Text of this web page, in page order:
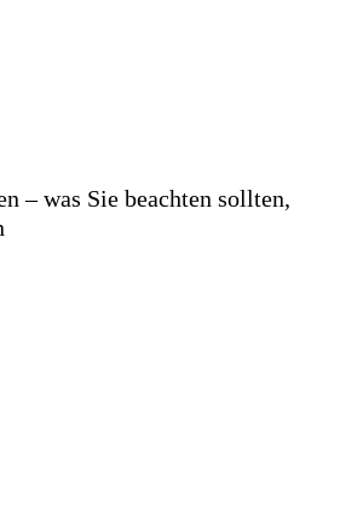
– was Sie beachten sollten,